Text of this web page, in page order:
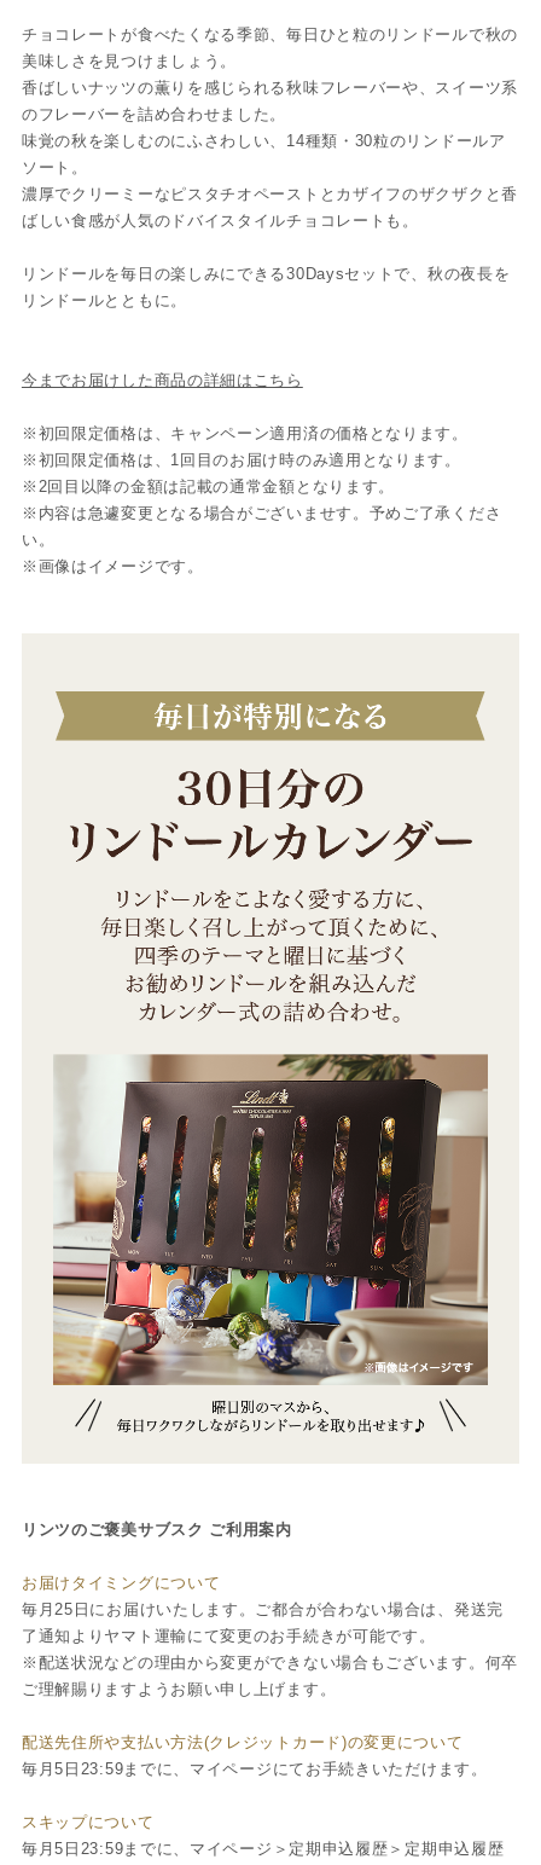
チョコレートが食べたくなる季節、毎日ひと粒のリンドールで秋の
美味しさを見つけましょう。
香ばしいナッツの薫りを感じられる秋味フレーバーや、スイーツ系
のフレーバーを詰め合わせました。
味覚の秋を楽しむのにふさわしい、14種類・30粒のリンドールア
ソート。
濃厚でクリーミーなピスタチオペーストとカザイフのザクザクと香
ばしい食感が人気のドバイスタイルチョコレートも。
リンドールを毎日の楽しみにできる30Daysセットで、秋の夜長を
リンドールとともに。
今までお届けした商品の詳細はこちら
※初回限定価格は、キャンペーン適用済の価格となります。
※初回限定価格は、1回目のお届け時のみ適用となります。
※2回目以降の金額は記載の通常金額となります。
※内容は急遽変更となる場合がございませす。予めご了承くださ
い。
※画像はイメージです。
リンツのご褒美サブスク ご利用案内
お届けタイミングについて
毎月25日にお届けいたします。ご都合が合わない場合は、発送完
了通知よりヤマト運輸にて変更のお手続きが可能です。
※配送状況などの理由から変更ができない場合もございます。何卒
ご理解賜りますようお願い申し上げます。
配送先住所や支払い方法(クレジットカード)の変更について
毎月5日23:59までに、マイページにてお手続きいただけます。
スキップについて
毎月5日23:59までに、マイページ＞定期申込履歴＞定期申込履歴